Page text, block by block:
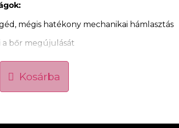
mégis hatékony mechanikai hámlasztás
a bőr megújulását
a bőr textúráját
ragyogóbb bőrfelszínt eredményez
Kosárba